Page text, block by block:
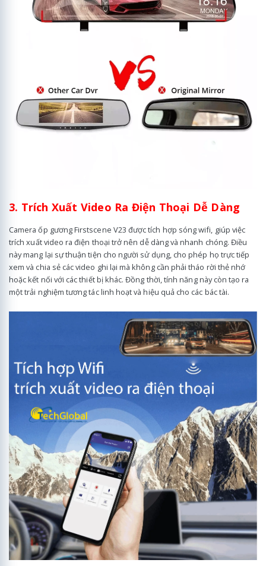
3. Trích Xuất Video Ra Điện Thoại Dễ Dàng
Camera ốp gương Firstscene V23 được tích hợp sóng wifi, giúp việc
trích xuất video ra điện thoại trở nên dễ dàng và nhanh chóng. Điều
này mang lại sự thuận tiện cho người sử dụng, cho phép họ trực tiếp
xem và chia sẻ các video ghi lại mà không cần phải tháo rời thẻ nhớ
hoặc kết nối với các thiết bị khác. Đồng thời, tính năng này còn tạo ra
một trải nghiệm tương tác linh hoạt và hiệu quả cho các bác tài.